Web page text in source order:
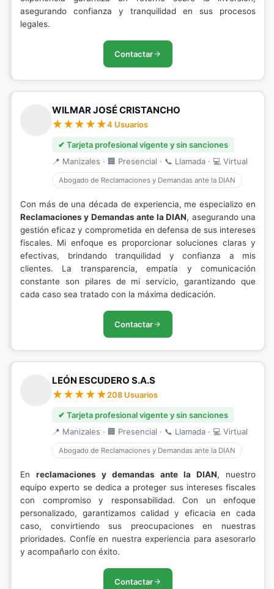
asegurando confianza y tranquilidad en sus procesos
legales.
Contactar
WILMAR JOSÉ CRISTANCHO
4 Usuarios
✔ Tarjeta profesional vigente y sin sanciones
📍 Manizales · 🏢 Presencial · 📞 Llamada · 💻 Virtual
Abogado de Reclamaciones y Demandas ante la DIAN
Con más de una década de experiencia, me especializo en
Reclamaciones y Demandas ante la DIAN, asegurando una
gestión eficaz y comprometida en defensa de sus intereses
fiscales. Mi enfoque es proporcionar soluciones claras y
efectivas, brindando tranquilidad y confianza a mis
clientes. La transparencia, empatía y comunicación
constante son pilares de mi servicio, garantizando que
cada caso sea tratado con la máxima dedicación.
Contactar
LEÓN ESCUDERO S.A.S
208 Usuarios
✔ Tarjeta profesional vigente y sin sanciones
📍 Manizales · 🏢 Presencial · 📞 Llamada · 💻 Virtual
Abogado de Reclamaciones y Demandas ante la DIAN
En reclamaciones y demandas ante la DIAN, nuestro
equipo experto se dedica a proteger sus intereses fiscales
con compromiso y responsabilidad. Con un enfoque
personalizado, garantizamos calidad y eficacia en cada
caso, convirtiendo sus preocupaciones en nuestras
prioridades. Confíe en nuestra experiencia para asesorarlo
y acompañarlo con éxito.
Contactar